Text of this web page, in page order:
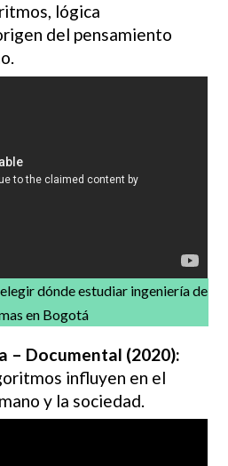
lógica
del pensamiento
dónde estudiar ingeniería de
en Bogotá
– Documental (2020):
influyen en el
y la sociedad.